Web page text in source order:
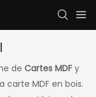
de Cartes MDF y
carte MDF en bois.